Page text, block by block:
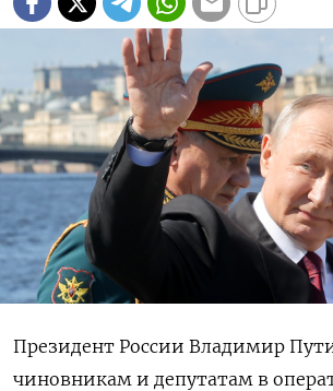
Президент России Владимир
чиновникам и депутатам в